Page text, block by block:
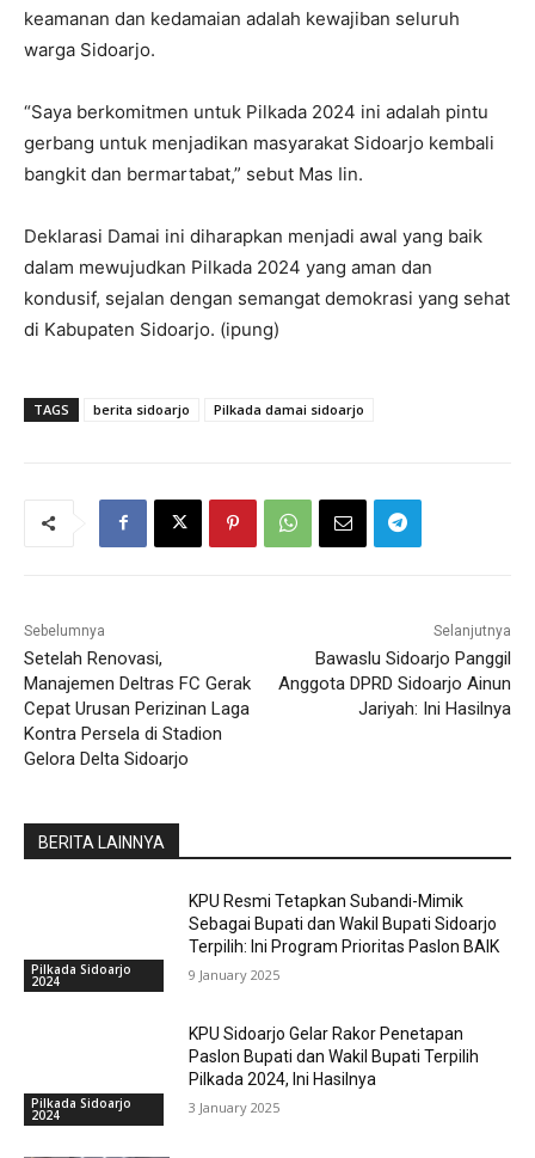
keamanan dan kedamaian adalah kewajiban seluruh
warga Sidoarjo.
“Saya berkomitmen untuk Pilkada 2024 ini adalah pintu
gerbang untuk menjadikan masyarakat Sidoarjo kembali
bangkit dan bermartabat,” sebut Mas Iin.
Deklarasi Damai ini diharapkan menjadi awal yang baik
dalam mewujudkan Pilkada 2024 yang aman dan
kondusif, sejalan dengan semangat demokrasi yang sehat
di Kabupaten Sidoarjo. (ipung)
TAGS berita sidoarjo Pilkada damai sidoarjo
Sebelumnya
Setelah Renovasi,
Manajemen Deltras FC Gerak
Cepat Urusan Perizinan Laga
Kontra Persela di Stadion
Gelora Delta Sidoarjo
Selanjutnya
Bawaslu Sidoarjo Panggil
Anggota DPRD Sidoarjo Ainun
Jariyah: Ini Hasilnya
BERITA LAINNYA
Pilkada Sidoarjo
2024
KPU Resmi Tetapkan Subandi-Mimik
Sebagai Bupati dan Wakil Bupati Sidoarjo
Terpilih: Ini Program Prioritas Paslon BAIK
9 January 2025
Pilkada Sidoarjo
2024
KPU Sidoarjo Gelar Rakor Penetapan
Paslon Bupati dan Wakil Bupati Terpilih
Pilkada 2024, Ini Hasilnya
3 January 2025